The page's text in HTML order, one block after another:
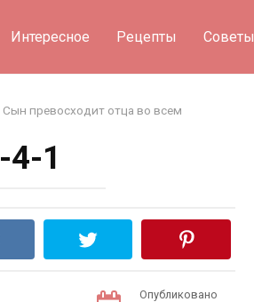
Интересное Рецепты Советы
превосходит отца во всем
4-1
Опубликовано